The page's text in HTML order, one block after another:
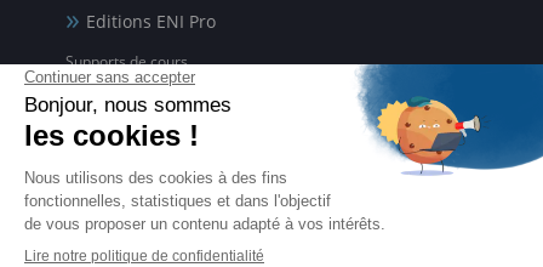
Editions ENI Pro
Supports de cours
pour les organismes de formation
ENI elearning
La solution de formation à l'informatique en ligne,
disponible en 5 langues
Certifications ENI
Certifications à l'informatique